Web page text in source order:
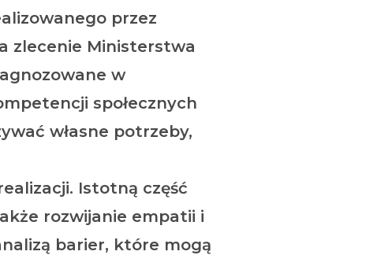
przez
zlecenie Ministerstwa
w
społecznych
własne potrzeby,
Istotną część
rozwijanie empatii i
barier, które mogą